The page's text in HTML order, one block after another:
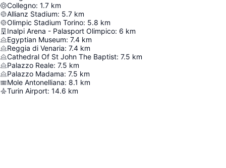
Collegno: 1.7 km
Allianz Stadium: 5.7 km
Olimpic Stadium Torino: 5.8 km
Inalpi Arena - Palasport Olimpico: 6 km
Egyptian Museum: 7.4 km
Reggia di Venaria: 7.4 km
Cathedral Of St John The Baptist: 7.5 km
Palazzo Reale: 7.5 km
Palazzo Madama: 7.5 km
Mole Antonelliana: 8.1 km
Turin Airport: 14.6 km